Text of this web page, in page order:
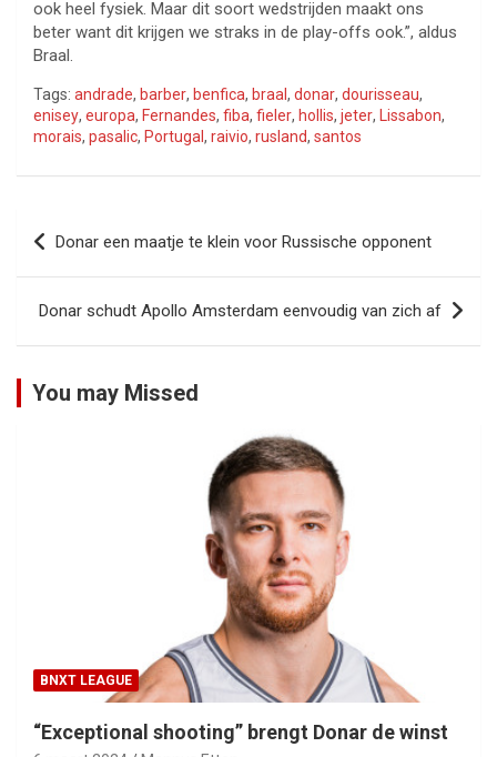
ook heel fysiek. Maar dit soort wedstrijden maakt ons
beter want dit krijgen we straks in de play-offs ook.”, aldus
Braal.
Tags: andrade, barber, benfica, braal, donar, dourisseau,
enisey, europa, Fernandes, fiba, fieler, hollis, jeter, Lissabon,
morais, pasalic, Portugal, raivio, rusland, santos
Bericht
navigatie
Donar een maatje te klein voor Russische opponent
Donar schudt Apollo Amsterdam eenvoudig van zich af
You may Missed
BNXT LEAGUE
“Exceptional shooting” brengt Donar de winst